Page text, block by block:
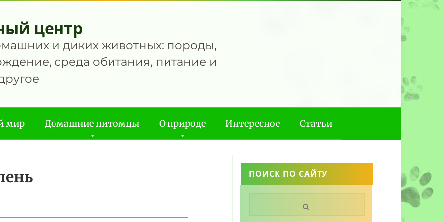
центр
и диких животных: породы,
среда обитания, питание и
мир Домашние питомцы О природе Интересное Статьи
ПОИСК ПО САЙТУ